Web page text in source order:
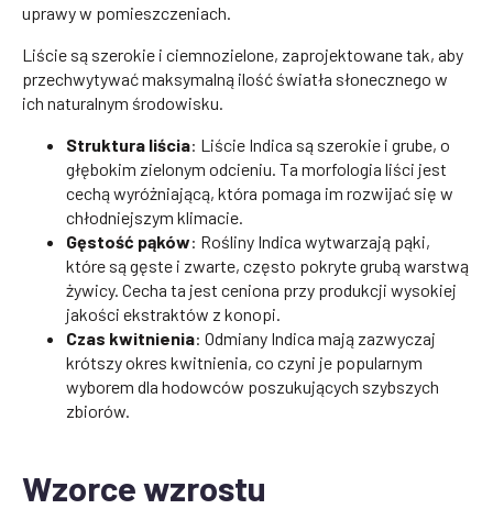
uprawy w pomieszczeniach.
Liście są szerokie i ciemnozielone, zaprojektowane tak, aby
przechwytywać maksymalną ilość światła słonecznego w
ich naturalnym środowisku.
Struktura liścia: Liście Indica są szerokie i grube, o
głębokim zielonym odcieniu. Ta morfologia liści jest
cechą wyróżniającą, która pomaga im rozwijać się w
chłodniejszym klimacie.
Gęstość pąków: Rośliny Indica wytwarzają pąki,
które są gęste i zwarte, często pokryte grubą warstwą
żywicy. Cecha ta jest ceniona przy produkcji wysokiej
jakości ekstraktów z konopi.
Czas kwitnienia: Odmiany Indica mają zazwyczaj
krótszy okres kwitnienia, co czyni je popularnym
wyborem dla hodowców poszukujących szybszych
zbiorów.
Wzorce wzrostu